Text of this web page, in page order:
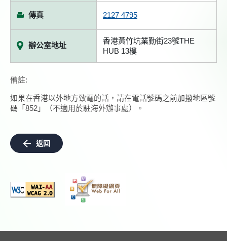
傳真 2127 4795
辦公室地址
香港黃竹坑業勤街23號THE
HUB 13樓
備註:
如果在香港以外地方致電的話，請在電話號碼之前加撥地區號
碼「852」（不適用於駐海外辦事處）。
返回